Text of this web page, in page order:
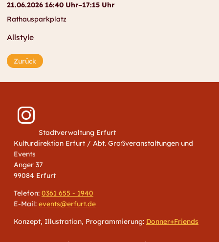
21.06.2026 16:40 Uhr–17:15 Uhr
Rathausparkplatz
Allstyle
Zurück
Stadtverwaltung Erfurt
Kulturdirektion Erfurt / Abt. Großveranstaltungen und
Events
Anger 37
99084 Erfurt
Telefon: 0361 655 - 1940
E-Mail: events@erfurt.de
Konzept, Illustration, Programmierung: Donner+Friends